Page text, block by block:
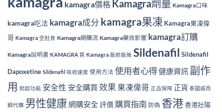
kamagra價格 Kamagra劑量 Kamagra口味
kamagra吃法 kamagra成分 kamagra果凍 Kamagra果凍偉
哥 Kamagra 空肚食 Kamagra網購流 Kamagra藥效影響 kamagra訂購
Kamagra說明書 KAMAGRA 買 Kamagra 飯前飯後 Sildenafil Sildenafil
Dapoxetine Sildenafil 吸收速度 使用方法 使用者心得健康資訊 副作
用 勃起功能 安全性 安全購買 效果 果凍偉哥 正品保障 正貨 泰國威而
鋼代購 男性健康網購安全評價 購買指南 防偽 香港香港壯陽